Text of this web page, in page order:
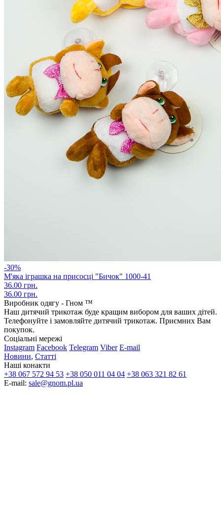
-30%
М'яка іграшка на присосці "Бичок" 1000-41
36.00 грн.
36.00 грн.
Виробник одягу - Гном ™
Наш дитячий трикотаж буде кращим вибором для ваших дітей.
Телефонуйте і замовляйте дитячий трикотаж. Приємних Вам
покупок.
Соціальні мережі
Instagram Facebook Telegram Viber E-mail
Новини, Статті
Наші конакти
+38 067 572 94 53 +38 050 011 04 04 +38 063 321 82 61
E-mail: sale@gnom.pl.ua